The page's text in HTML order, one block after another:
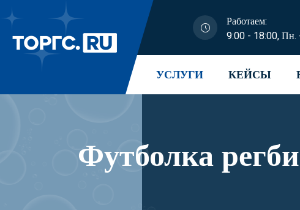
Работаем:
9:00 - 18:00, Пн.
УСЛУГИ КЕЙСЫ
Футболка